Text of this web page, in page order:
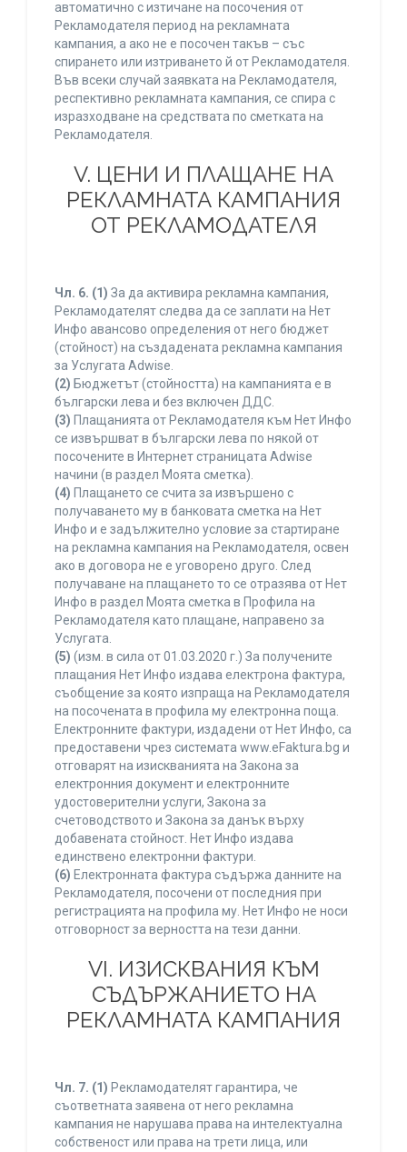
автоматично с изтичане на посочения от
Рекламодателя период на рекламната
кампания, а ако не е посочен такъв – със
спирането или изтриването й от Рекламодателя.
Във всеки случай заявката на Рекламодателя,
респективно рекламната кампания, се спира с
изразходване на средствата по сметката на
Рекламодателя.
V. ЦЕНИ И ПЛАЩАНЕ НА
РЕКЛАМНАТА КАМПАНИЯ
ОТ РЕКЛАМОДАТЕЛЯ
Чл. 6. (1) За да активира рекламна кампания,
Рекламодателят следва да се заплати на Нет
Инфо авансово определения от него бюджет
(стойност) на създадената рекламна кампания
за Услугата Adwise.
(2) Бюджетът (стойността) на кампанията е в
български лева и без включен ДДС.
(3) Плащанията от Рекламодателя към Нет Инфо
се извършват в български лева по някой от
посочените в Интернет страницата Adwise
начини (в раздел Моята сметка).
(4) Плащането се счита за извършено с
получаването му в банковата сметка на Нет
Инфо и е задължително условие за стартиране
на рекламна кампания на Рекламодателя, освен
ако в договора не е уговорено друго. След
получаване на плащането то се отразява от Нет
Инфо в раздел Моята сметка в Профила на
Рекламодателя като плащане, направено за
Услугата.
(5) (изм. в сила от 01.03.2020 г.) За получените
плащания Нет Инфо издава електрона фактура,
съобщение за която изпраща на Рекламодателя
на посочената в профила му електронна поща.
Електронните фактури, издадени от Нет Инфо, са
предоставени чрез системата www.eFaktura.bg и
отговарят на изискванията на Закона за
електронния документ и електронните
удостоверителни услуги, Закона за
счетоводството и Закона за данък върху
добавената стойност. Нет Инфо издава
единствено електронни фактури.
(6) Електронната фактура съдържа данните на
Рекламодателя, посочени от последния при
регистрацията на профила му. Нет Инфо не носи
отговорност за верността на тези данни.
VI. ИЗИСКВАНИЯ КЪМ
СЪДЪРЖАНИЕТО НА
РЕКЛАМНАТА КАМПАНИЯ
Чл. 7. (1) Рекламодателят гарантира, че
съответната заявена от него рекламна
кампания не нарушава права на интелектуална
собственост или права на трети лица, или